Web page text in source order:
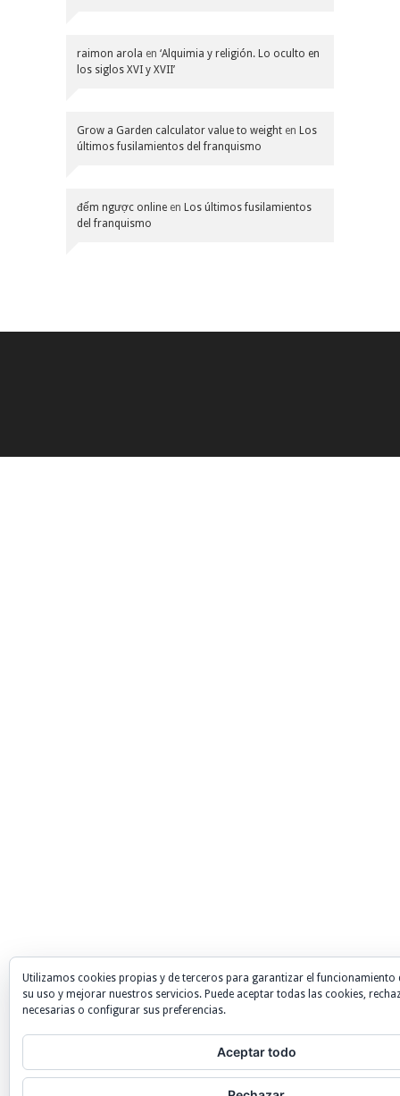
raimon arola en ‘Alquimia y religión. Lo oculto en
los siglos XVI y XVII’
Grow a Garden calculator value to weight en Los
últimos fusilamientos del franquismo
đếm ngược online en Los últimos fusilamientos
del franquismo
Utilizamos cookies propias y de terceros para garantizar el funcionamiento
su uso y mejorar nuestros servicios. Puede aceptar todas las cookies,
necesarias o configurar sus preferencias.
Aceptar todo